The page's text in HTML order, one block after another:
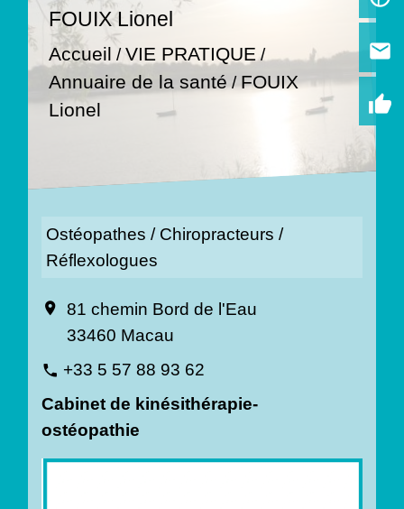
FOUIX Lionel
Accueil /VIE PRATIQUE /
Annuaire de la santé / FOUIX
Lionel
Ostéopathes / Chiropracteurs /
Réflexologues
location_on
81 chemin Bord de l'Eau
33460 Macau
phone +33 5 57 88 93 62
Cabinet de kinésithérapie-
ostéopathie
email
thumb_up